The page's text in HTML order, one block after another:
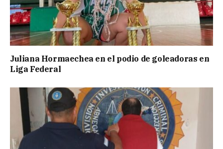
Juliana Hormaechea en el podio de goleadoras en
Liga Federal